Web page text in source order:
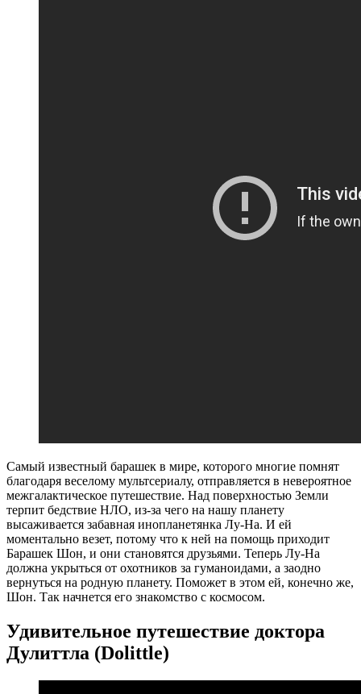
Самый известный барашек в мире, которого многие помнят
благодаря веселому мультсериалу, отправляется в невероятное
межгалактическое путешествие. Над поверхностью Земли
терпит бедствие НЛО, из-за чего на нашу планету
высаживается забавная инопланетянка Лу-На. И ей
моментально везет, потому что к ней на помощь приходит
Барашек Шон, и они становятся друзьями. Теперь Лу-На
должна укрыться от охотников за гуманоидами, а заодно
вернуться на родную планету. Поможет в этом ей, конечно же,
Шон. Так начнется его знакомство с космосом.
Удивительное путешествие доктора
Дулиттла (Dolittle)